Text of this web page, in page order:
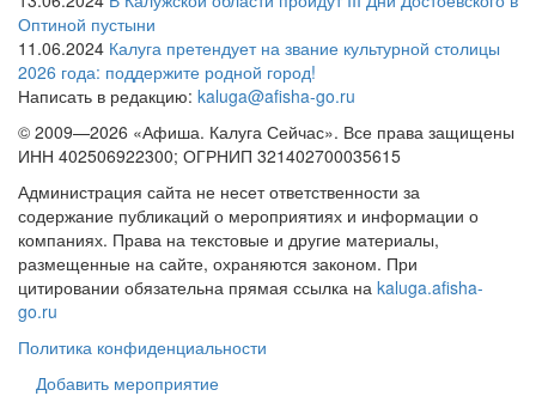
Оптиной пустыни
11.06.2024 Калуга претендует на звание культурной столицы
2026 года: поддержите родной город!
Написать в редакцию: kaluga@afisha-go.ru
© 2009—2026 «Афиша. Калуга Сейчас». Все права защищены
ИНН 402506922300; ОГРНИП 321402700035615
Администрация сайта не несет ответственности за
содержание публикаций о мероприятиях и информации о
компаниях. Права на текстовые и другие материалы,
размещенные на сайте, охраняются законом. При
цитировании обязательна прямая ссылка на kaluga.afisha-
go.ru
Политика конфиденциальности
Добавить мероприятие